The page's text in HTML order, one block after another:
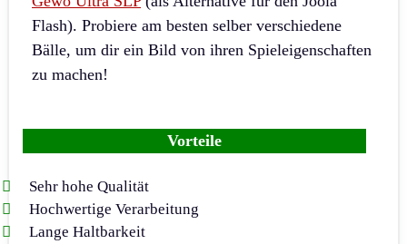
Flash). Probiere am besten selber verschiedene
Bälle, um dir ein Bild von ihren Spieleigenschaften
zu machen!
Vorteile
Sehr hohe Qualität
Hochwertige Verarbeitung
Lange Haltbarkeit